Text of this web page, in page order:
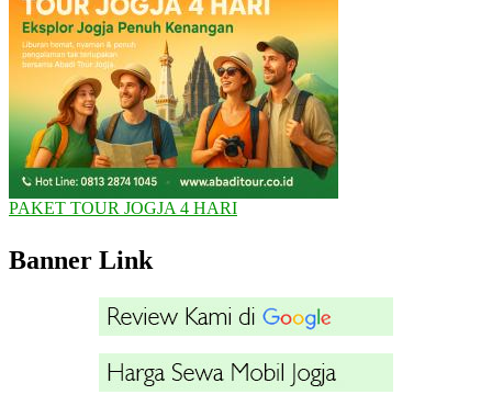
PAKET TOUR JOGJA 4 HARI
Banner Link